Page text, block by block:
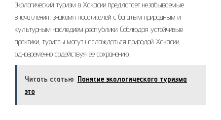
Экологический туризм в Хакасии предлагает незабываемые
впечатления, знакомя посетителей с богатым природным и
культурным наследием республики. Соблюдая устойчивые
практики, туристы могут наслаждаться природой Хакасии,
одновременно содействуя ее сохранению.
Читать статью Понятие экологического туризма
это